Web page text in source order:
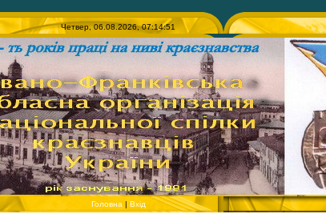
Четвер, 06.08.2026, 07:14:51
Головна | Вхід